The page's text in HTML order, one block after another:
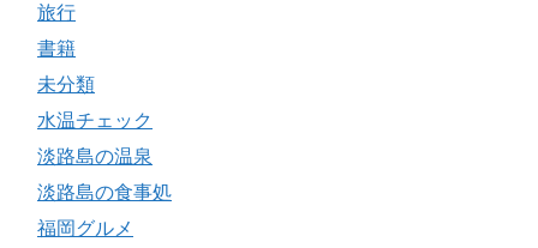
旅行
書籍
未分類
水温チェック
淡路島の温泉
淡路島の食事処
福岡グルメ